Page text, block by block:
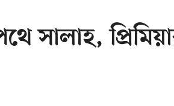
সালাহ,